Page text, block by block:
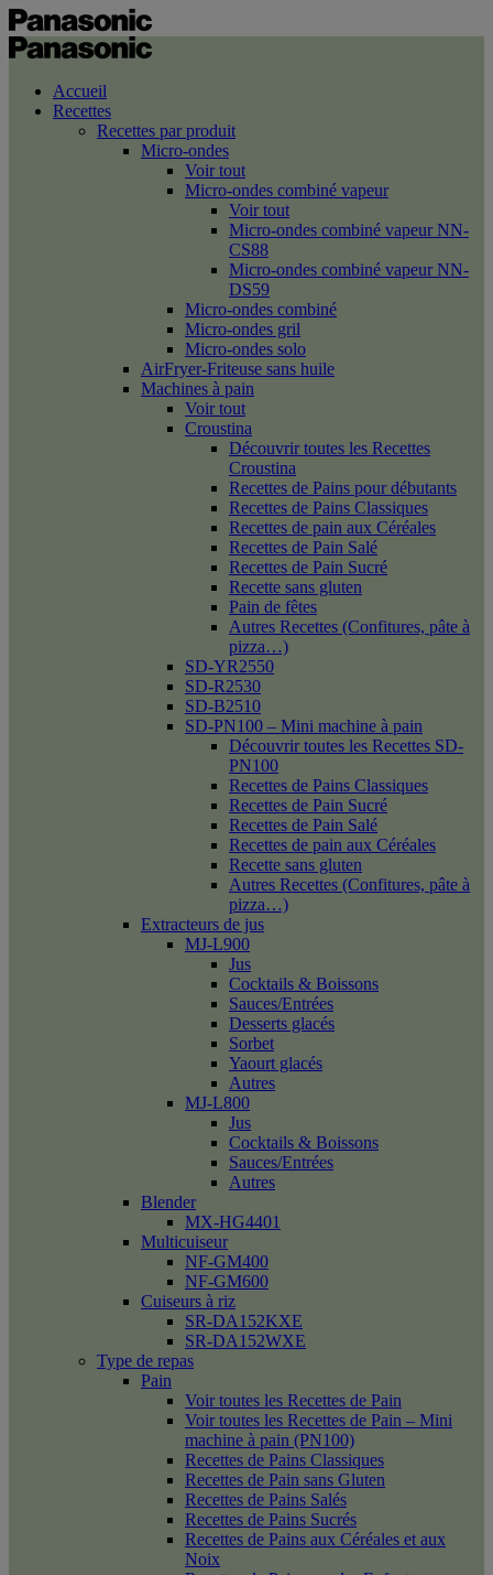
Accueil
Recettes
Recettes par produit
Micro-ondes
Voir tout
Micro-ondes combiné vapeur
Voir tout
Micro-ondes combiné vapeur NN-
CS88
Micro-ondes combiné vapeur NN-
DS59
Micro-ondes combiné
Micro-ondes gril
Micro-ondes solo
AirFryer-Friteuse sans huile
Machines à pain
Voir tout
Croustina
Découvrir toutes les Recettes
Croustina
Recettes de Pains pour débutants
Recettes de Pains Classiques
Recettes de pain aux Céréales
Recettes de Pain Salé
Recettes de Pain Sucré
Recette sans gluten
Pain de fêtes
Autres Recettes (Confitures, pâte à
pizza…)
SD-YR2550
SD-R2530
SD-B2510
SD-PN100 – Mini machine à pain
Découvrir toutes les Recettes SD-
PN100
Recettes de Pains Classiques
Recettes de Pain Sucré
Recettes de Pain Salé
Recettes de pain aux Céréales
Recette sans gluten
Autres Recettes (Confitures, pâte à
pizza…)
Extracteurs de jus
MJ-L900
Jus
Cocktails & Boissons
Sauces/Entrées
Desserts glacés
Sorbet
Yaourt glacés
Autres
MJ-L800
Jus
Cocktails & Boissons
Sauces/Entrées
Autres
Blender
MX-HG4401
Multicuiseur
NF-GM400
NF-GM600
Cuiseurs à riz
SR-DA152KXE
SR-DA152WXE
Type de repas
Pain
Voir toutes les Recettes de Pain
Voir toutes les Recettes de Pain – Mini
machine à pain (PN100)
Recettes de Pains Classiques
Recettes de Pain sans Gluten
Recettes de Pains Salés
Recettes de Pains Sucrés
Recettes de Pains aux Céréales et aux
Noix